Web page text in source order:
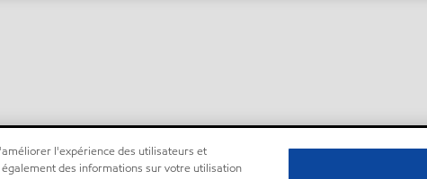
l'expérience des utilisateurs et
des informations sur votre utilisation